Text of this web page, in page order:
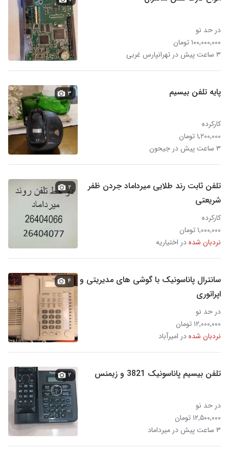
در حد نو
۱۰۰,۰۰۰,۰۰۰ تومان
۳ ساعت پیش در تهرانپارس غربی
پایه تلفن بیسیم
کارکرده
۱,۲۰۰,۰۰۰ تومان
۳ ساعت پیش در جیحون
۳
تلفن ثابت رند طلایی میرداماد جردن ظفر
شریعتی
کارکرده
۱,۰۰۰,۰۰۰ تومان
نردبان شدهدر اختیاریه
۲
سانترال پاناسونیک با گوشی های مدیریتی و
اپراتوری
در حد نو
۱۲,۰۰۰,۰۰۰ تومان
نردبان شدهدر امیرآباد
۴
تلفن بیسیم پاناسونیک 3821 و زیمنس
در حد نو
۱۲,۵۰۰,۰۰۰ تومان
۳ ساعت پیش در میرداماد
۲